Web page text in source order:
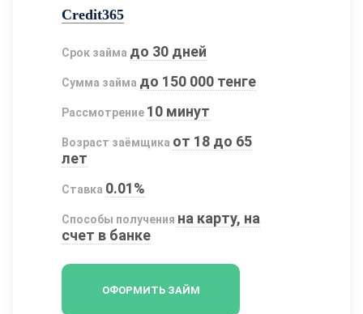
Credit365
Срок займа до 30 дней
Сумма займа до 150 000 тенге
Рассмотрение 10 минут
Возраст заёмщика от 18 до 65
лет
Ставка 0.01%
Способы получения на карту, на
счет в банке
ОФОРМИТЬ ЗАЙМ